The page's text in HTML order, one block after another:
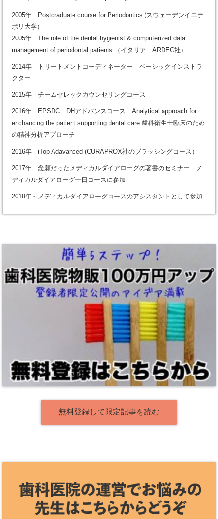
2005年 Postgraduate course for Periodontics (スウェーデンイエテ
ボリ大学）
2005年 The role of the dental hygienist & computerized data
management of periodontal patients （イタリア ARDEC社）
2014年 トリートメントコーディネーター ベーシックインストラ
クター
2015年 チームセレックカウンセリングコース
2016年 EPSDC DHアドバンスコース Analytical approach for
enchancing the patient supporting dental care 歯科衛生士臨床のため
の精神分析アプローチ
2016年 iTop Adavanced (CURAPROX社のブラッシングコース）
2017年 念願だったメディカルダイアローグの著書のセミナー メ
ディカルダイアローグ一日コースに参加
2019年～メディカルダイアローグコースのアシスタントとして参加
無料登録して限定記事を読む